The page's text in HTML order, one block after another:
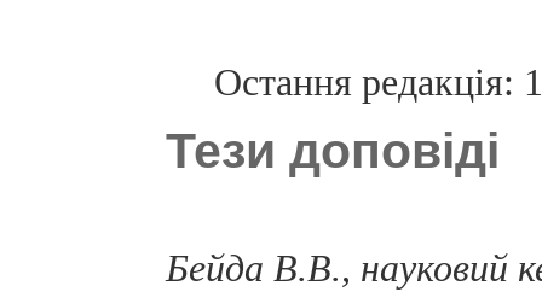
Остання редакція:
Тези доповіді
Бейда В.В., науковий